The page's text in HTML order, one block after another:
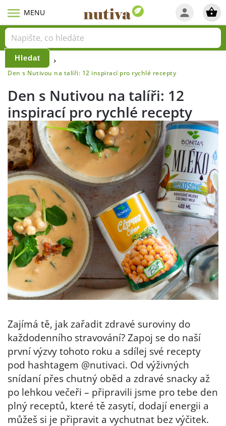
Hledat
Domů / Blog
/
Den s Nutivou na talíři: 12 inspirací pro rychlé recepty
Den s Nutivou na talíři: 12
inspirací pro rychlé recepty
Zajímá tě, jak zařadit zdravé suroviny do
každodenního stravování? Zapoj se do naší
první výzvy tohoto roku a sdílej své recepty
pod hashtagem @nutivaci. Od výživných
snídaní přes chutný oběd a zdravé snacky až
po lehkou večeři – připravili jsme pro tebe den
plný receptů, které tě zasytí, dodají energii a
můžeš si je připravit a vychutnat bez výčitek.